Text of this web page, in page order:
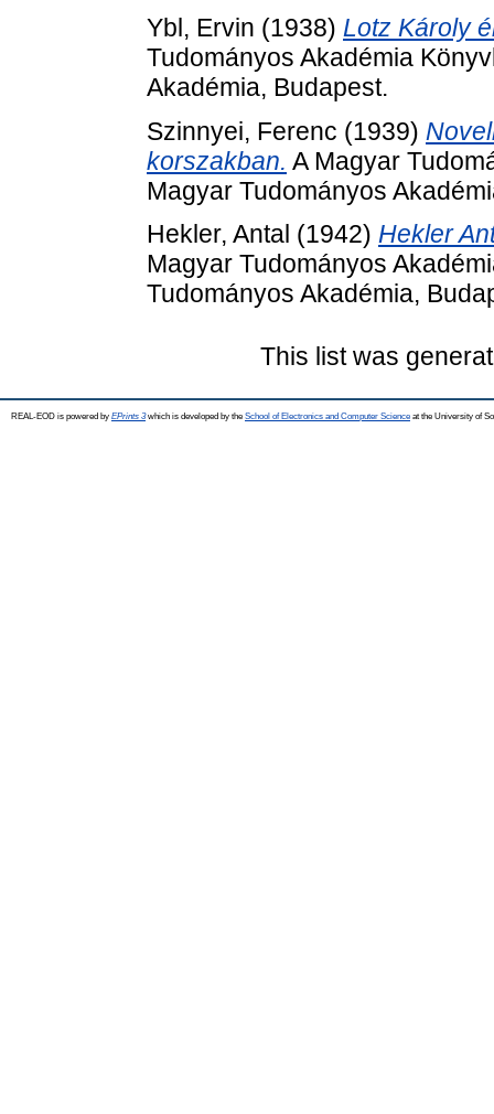
Ybl, Ervin (1938) Lotz Károly
Tudományos Akadémia
Akadémia, Budapest.
Szinnyei, Ferenc (1939)
korszakban. A Magyar
Magyar Tudományos
Hekler, Antal (1942) Hekler
Magyar Tudományos
Tudományos Akadémia,
This list was
REAL-EOD is powered by EPrints 3which is developed by the School of Electronics and Computer Science at the University of